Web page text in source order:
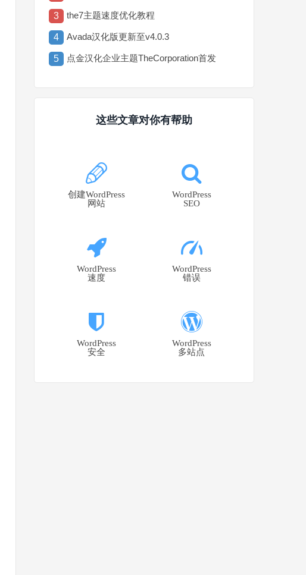
3 the7主题速度优化教程
4 Avada汉化版更新至v4.0.3
5 点金汉化企业主题TheCorporation首发
这些文章对你有帮助
创建WordPress
网站
WordPress
SEO
WordPress
速度
WordPress
错误
WordPress
安全
WordPress
多站点